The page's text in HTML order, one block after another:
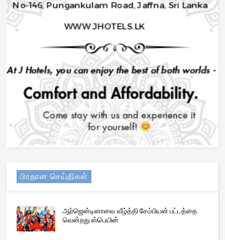
பிரதான செய்திகள்
ஆர்ஜென்டினாவை வீழ்த்தி சேம்பியன் பட்டத்தை
வென்றது ஸ்பெயின்